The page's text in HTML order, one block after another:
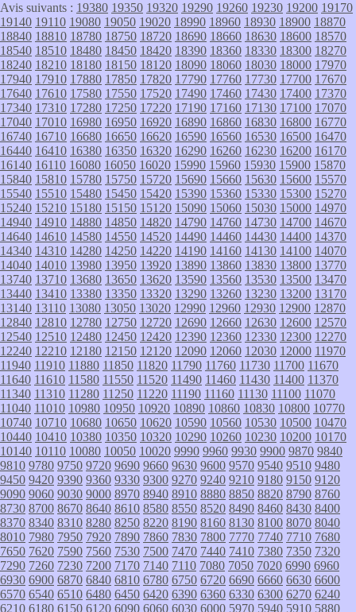
Avis suivants : 19380 19350 19320 19290 19260 19230 19200 19170
19140 19110 19080 19050 19020 18990 18960 18930 18900 18870
18840 18810 18780 18750 18720 18690 18660 18630 18600 18570
18540 18510 18480 18450 18420 18390 18360 18330 18300 18270
18240 18210 18180 18150 18120 18090 18060 18030 18000 17970
17940 17910 17880 17850 17820 17790 17760 17730 17700 17670
17640 17610 17580 17550 17520 17490 17460 17430 17400 17370
17340 17310 17280 17250 17220 17190 17160 17130 17100 17070
17040 17010 16980 16950 16920 16890 16860 16830 16800 16770
16740 16710 16680 16650 16620 16590 16560 16530 16500 16470
16440 16410 16380 16350 16320 16290 16260 16230 16200 16170
16140 16110 16080 16050 16020 15990 15960 15930 15900 15870
15840 15810 15780 15750 15720 15690 15660 15630 15600 15570
15540 15510 15480 15450 15420 15390 15360 15330 15300 15270
15240 15210 15180 15150 15120 15090 15060 15030 15000 14970
14940 14910 14880 14850 14820 14790 14760 14730 14700 14670
14640 14610 14580 14550 14520 14490 14460 14430 14400 14370
14340 14310 14280 14250 14220 14190 14160 14130 14100 14070
14040 14010 13980 13950 13920 13890 13860 13830 13800 13770
13740 13710 13680 13650 13620 13590 13560 13530 13500 13470
13440 13410 13380 13350 13320 13290 13260 13230 13200 13170
13140 13110 13080 13050 13020 12990 12960 12930 12900 12870
12840 12810 12780 12750 12720 12690 12660 12630 12600 12570
12540 12510 12480 12450 12420 12390 12360 12330 12300 12270
12240 12210 12180 12150 12120 12090 12060 12030 12000 11970
11940 11910 11880 11850 11820 11790 11760 11730 11700 11670
11640 11610 11580 11550 11520 11490 11460 11430 11400 11370
11340 11310 11280 11250 11220 11190 11160 11130 11100 11070
11040 11010 10980 10950 10920 10890 10860 10830 10800 10770
10740 10710 10680 10650 10620 10590 10560 10530 10500 10470
10440 10410 10380 10350 10320 10290 10260 10230 10200 10170
10140 10110 10080 10050 10020 9990 9960 9930 9900 9870 9840
9810 9780 9750 9720 9690 9660 9630 9600 9570 9540 9510 9480
9450 9420 9390 9360 9330 9300 9270 9240 9210 9180 9150 9120
9090 9060 9030 9000 8970 8940 8910 8880 8850 8820 8790 8760
8730 8700 8670 8640 8610 8580 8550 8520 8490 8460 8430 8400
8370 8340 8310 8280 8250 8220 8190 8160 8130 8100 8070 8040
8010 7980 7950 7920 7890 7860 7830 7800 7770 7740 7710 7680
7650 7620 7590 7560 7530 7500 7470 7440 7410 7380 7350 7320
7290 7260 7230 7200 7170 7140 7110 7080 7050 7020 6990 6960
6930 6900 6870 6840 6810 6780 6750 6720 6690 6660 6630 6600
6570 6540 6510 6480 6450 6420 6390 6360 6330 6300 6270 6240
6210 6180 6150 6120 6090 6060 6030 6000 5970 5940 5910 5880